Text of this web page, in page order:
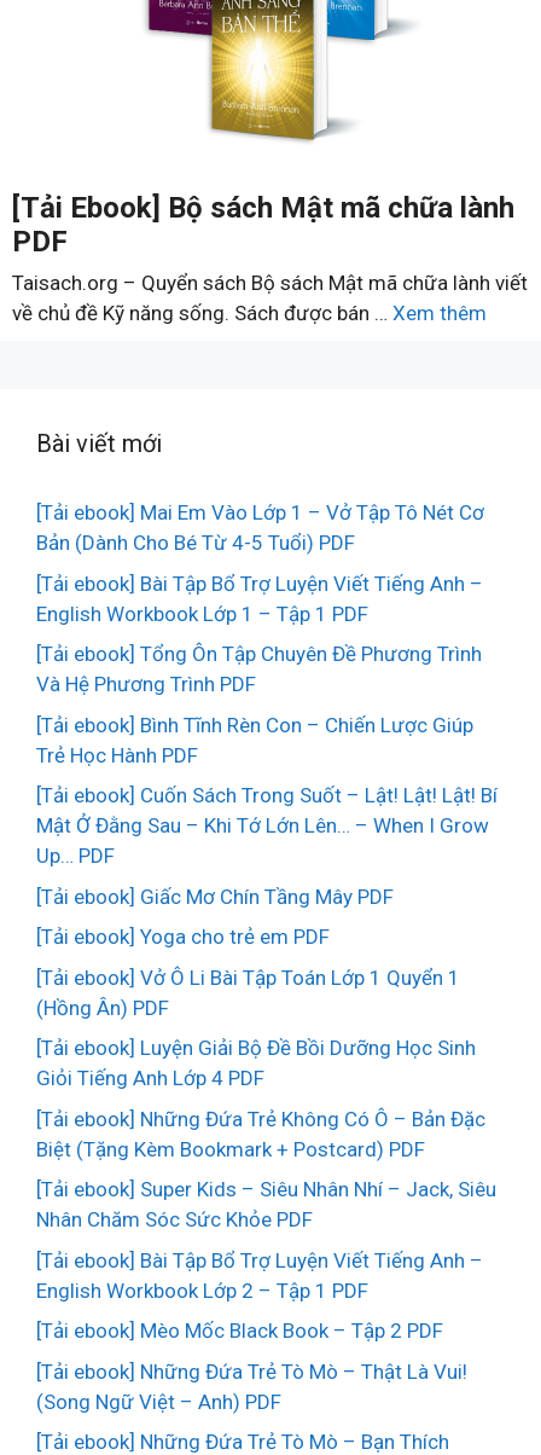
[Tải Ebook] Bộ sách Mật mã chữa lành
PDF
Taisach.org – Quyển sách Bộ sách Mật mã chữa lành viết
về chủ đề Kỹ năng sống. Sách được bán … Xem thêm
Bài viết mới
[Tải ebook] Mai Em Vào Lớp 1 – Vở Tập Tô Nét Cơ
Bản (Dành Cho Bé Từ 4-5 Tuổi) PDF
[Tải ebook] Bài Tập Bổ Trợ Luyện Viết Tiếng Anh –
English Workbook Lớp 1 – Tập 1 PDF
[Tải ebook] Tổng Ôn Tập Chuyên Đề Phương Trình
Và Hệ Phương Trình PDF
[Tải ebook] Bình Tĩnh Rèn Con – Chiến Lược Giúp
Trẻ Học Hành PDF
[Tải ebook] Cuốn Sách Trong Suốt – Lật! Lật! Lật! Bí
Mật Ở Đằng Sau – Khi Tớ Lớn Lên… – When I Grow
Up… PDF
[Tải ebook] Giấc Mơ Chín Tầng Mây PDF
[Tải ebook] Yoga cho trẻ em PDF
[Tải ebook] Vở Ô Li Bài Tập Toán Lớp 1 Quyển 1
(Hồng Ân) PDF
[Tải ebook] Luyện Giải Bộ Đề Bồi Dưỡng Học Sinh
Giỏi Tiếng Anh Lớp 4 PDF
[Tải ebook] Những Đứa Trẻ Không Có Ô – Bản Đặc
Biệt (Tặng Kèm Bookmark + Postcard) PDF
[Tải ebook] Super Kids – Siêu Nhân Nhí – Jack, Siêu
Nhân Chăm Sóc Sức Khỏe PDF
[Tải ebook] Bài Tập Bổ Trợ Luyện Viết Tiếng Anh –
English Workbook Lớp 2 – Tập 1 PDF
[Tải ebook] Mèo Mốc Black Book – Tập 2 PDF
[Tải ebook] Những Đứa Trẻ Tò Mò – Thật Là Vui!
(Song Ngữ Việt – Anh) PDF
[Tải ebook] Những Đứa Trẻ Tò Mò – Bạn Thích